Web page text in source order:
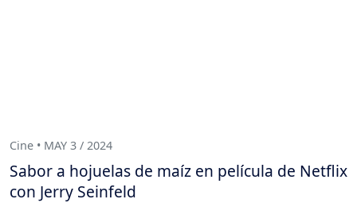
Cine • MAY 3 / 2024
Sabor a hojuelas de maíz en película de Netflix
con Jerry Seinfeld